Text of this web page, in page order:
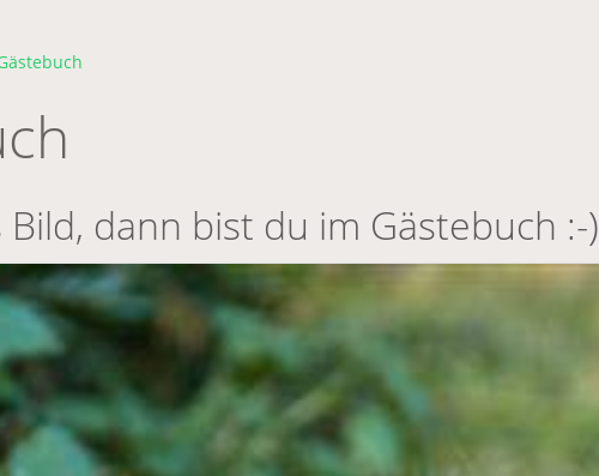
Bild, dann bist du im Gästebuch :-)